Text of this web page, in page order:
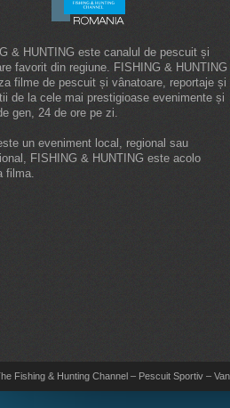
& HUNTING este canalul de pescuit și
favorit din regiune. FISHING & HUNTING
filme de pescuit și vânatoare, reportaje și
de la cele mai prestigioase evenimente și
gen, 24 de ore pe zi.
un eveniment local, regional sau
FISHING & HUNTING este acolo
filma.
Fishing & Hunting Channel – Pescuit Sportiv –